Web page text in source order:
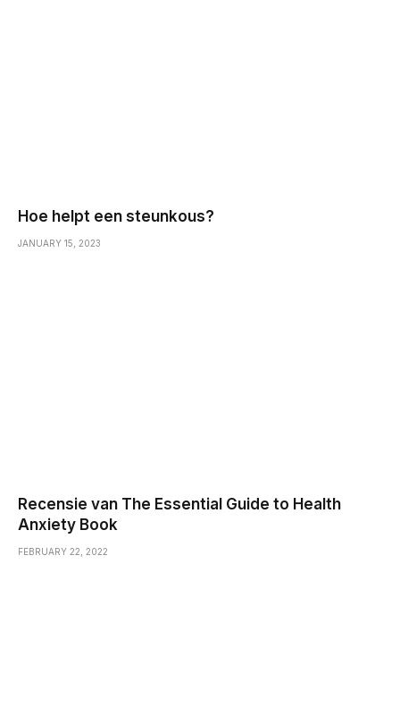
Hoe helpt een steunkous?
JANUARY 15, 2023
Recensie van The Essential Guide to Health
Anxiety Book
FEBRUARY 22, 2022